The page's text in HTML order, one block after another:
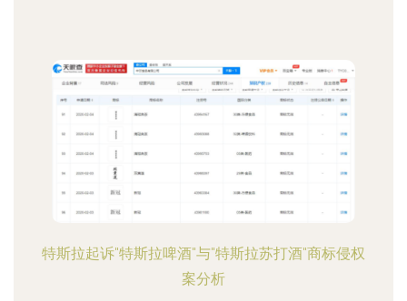
特斯拉起诉"特斯拉啤酒"与"特斯拉苏打酒"商标侵权
案分析